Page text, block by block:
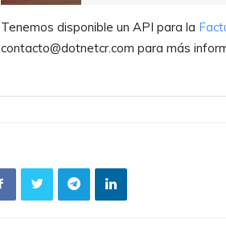
Tenemos disponible un API para la
contacto@dotnetcr.com para más